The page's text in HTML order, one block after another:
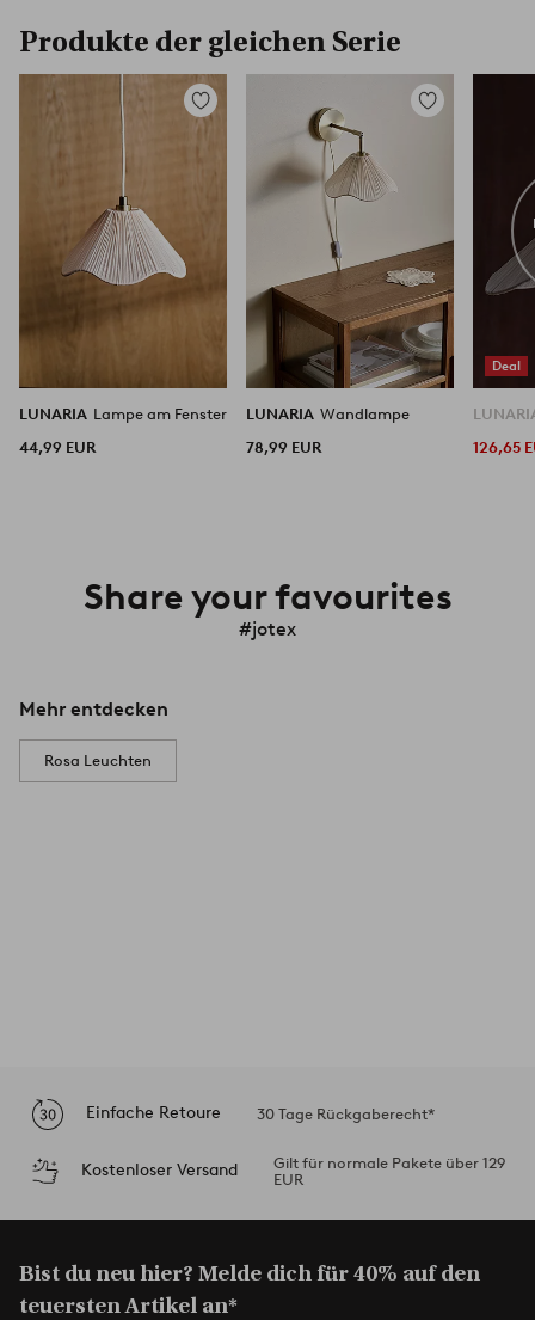
Produkte der gleichen Serie
Zu
Favoriten
LUNARIA Lampe am Fenster
44,99 EUR
Zu
LUNARIA Wandlampe
78,99 EUR
Deal
126,65
Share your favourites
#jotex
Mehr entdecken
Rosa Leuchten
Einfache Retoure 30 Tage Rückgaberecht*
Kostenloser Versand
Gilt für normale Pakete über 129
EUR
Bist du neu hier? Melde dich für 40% auf den
teuersten Artikel an*